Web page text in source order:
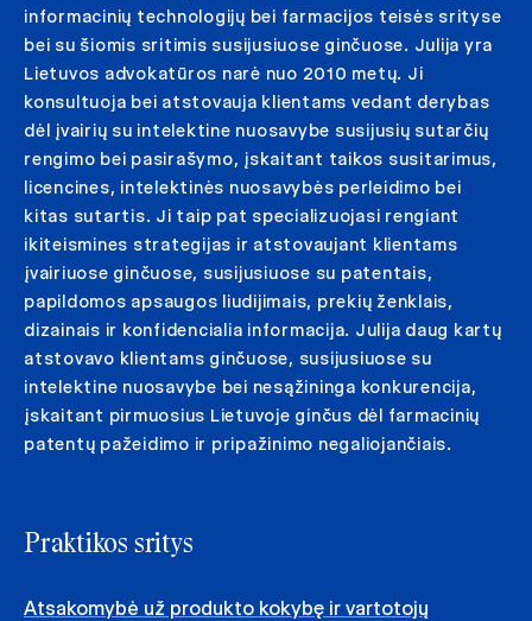
informacinių technologijų bei farmacijos teisės srityse
bei su šiomis sritimis susijusiuose ginčuose. Julija yra
Lietuvos advokatūros narė nuo 2010 metų. Ji
konsultuoja bei atstovauja klientams vedant derybas
dėl įvairių su intelektine nuosavybe susijusių sutarčių
rengimo bei pasirašymo, įskaitant taikos susitarimus,
licencines, intelektinės nuosavybės perleidimo bei
kitas sutartis. Ji taip pat specializuojasi rengiant
ikiteismines strategijas ir atstovaujant klientams
įvairiuose ginčuose, susijusiuose su patentais,
papildomos apsaugos liudijimais, prekių ženklais,
dizainais ir konfidencialia informacija. Julija daug kartų
atstovavo klientams ginčuose, susijusiuose su
intelektine nuosavybe bei nesąžininga konkurencija,
įskaitant pirmuosius Lietuvoje ginčus dėl farmacinių
patentų pažeidimo ir pripažinimo negaliojančiais.
Praktikos sritys
Atsakomybė už produkto kokybę ir vartotojų